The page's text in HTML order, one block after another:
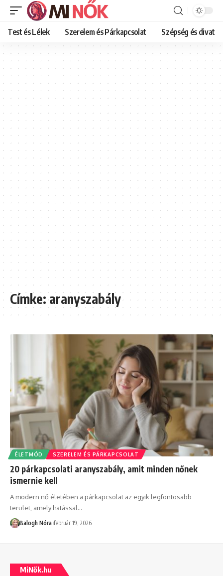
Test és Lélek Szerelem és Párkapcsolat Szépség és divat
Címke:aranyszabály
ÉLETMÓD SZERELEM ÉS PÁRKAPCSOLAT
20 párkapcsolati aranyszabály, amit minden nőnek
ismernie kell
A modern nő életében a párkapcsolat az egyik legfontosabb
terület, amely hatással…
Balogh Nóra február 19, 2026
MiNők.hu